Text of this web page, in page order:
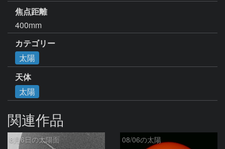
焦点距離
400mm
カテゴリー
太陽
天体
太陽
関連作品
8月6日の太陽面 08/06の太陽